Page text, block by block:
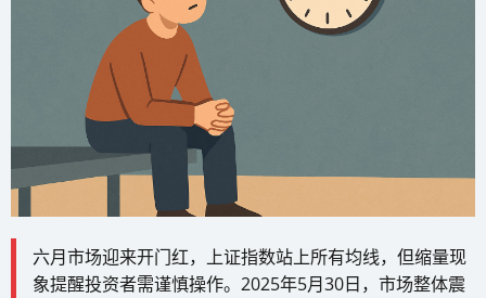
六月市场迎来开门红，上证指数站上所有均线，但缩量现
象提醒投资者需谨慎操作。2025年5月30日，市场整体震